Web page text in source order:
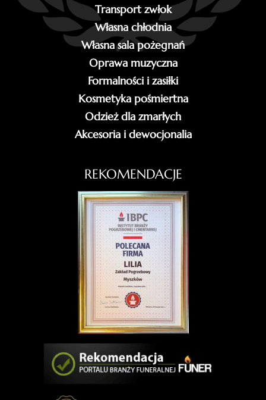
Transport zwłok
Własna chłodnia
Własna sala pożegnań
Oprawa muzyczna
Formalności i zasiłki
Kosmetyka pośmiertna
Odzież dla zmarłych
Akcesoria i dewocjonalia
REKOMENDACJE